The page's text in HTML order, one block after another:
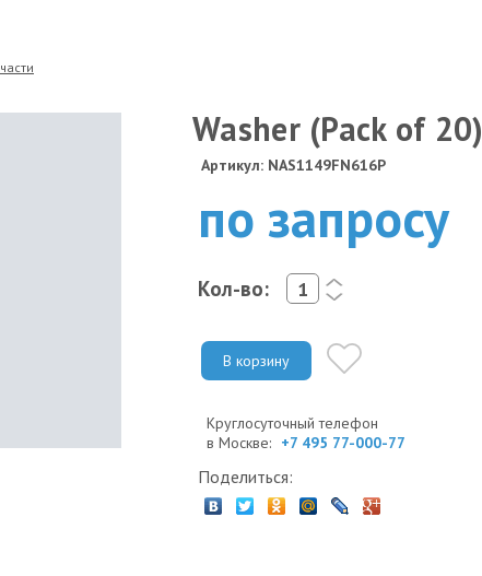
Washer (Pack of 20)
Артикул: NAS1149FN616P
по запросу
Кол-во:
<
>
В корзину
Круглосуточный телефон
в Москве: +7 495 77-000-77
Поделиться: